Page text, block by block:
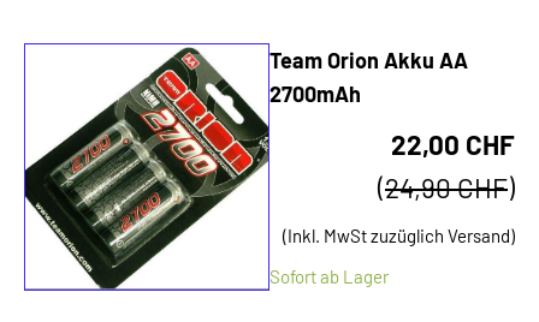
Team Orion Akku AA
2700mAh
22,00 CHF
(24,90 CHF)
(Inkl. MwSt zuzüglich Versand)
Sofort ab Lager